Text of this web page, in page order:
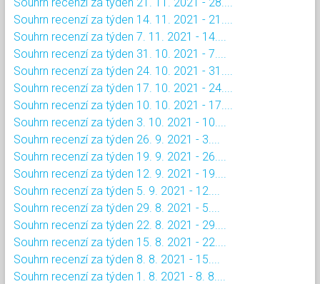
Souhrn recenzí za týden 14. 11. 2021 - 21....
Souhrn recenzí za týden 7. 11. 2021 - 14....
Souhrn recenzí za týden 31. 10. 2021 - 7....
Souhrn recenzí za týden 24. 10. 2021 - 31....
Souhrn recenzí za týden 17. 10. 2021 - 24....
Souhrn recenzí za týden 10. 10. 2021 - 17....
Souhrn recenzí za týden 3. 10. 2021 - 10....
Souhrn recenzí za týden 26. 9. 2021 - 3....
Souhrn recenzí za týden 19. 9. 2021 - 26....
Souhrn recenzí za týden 12. 9. 2021 - 19....
Souhrn recenzí za týden 5. 9. 2021 - 12....
Souhrn recenzí za týden 29. 8. 2021 - 5....
Souhrn recenzí za týden 22. 8. 2021 - 29....
Souhrn recenzí za týden 15. 8. 2021 - 22....
Souhrn recenzí za týden 8. 8. 2021 - 15....
Souhrn recenzí za týden 1. 8. 2021 - 8. 8....